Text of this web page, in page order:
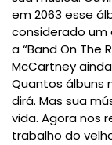
em 2063 esse
considerado um
a “Band On The
McCartney
Quantos álbuns
dirá. Mas sua
vida. Agora nos
trabalho do